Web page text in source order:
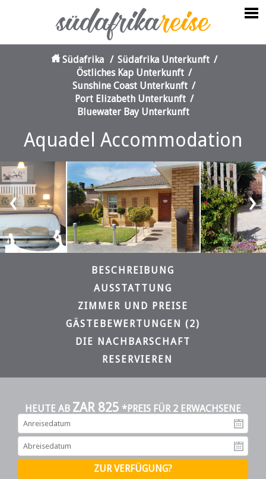
Südafrika / Südafrika Unterkunft /
Östliches Kap Unterkunft /
Sunshine Coast Unterkunft /
Port Elizabeth Unterkunft /
Bluewater Bay Unterkunft
Aquadel Accommodation
‹ ›
BESCHREIBUNG
AUSSTATTUNG
ZIMMER UND PREISE
GÄSTEBEWERTUNGEN (2)
DIE NACHBARSCHAFT
RESERVIEREN
HEUTE AB ZAR 825 *PREIS FÜR 2 ERWACHSENE